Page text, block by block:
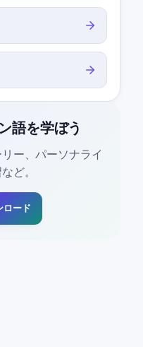
語を学ぼう
ー、パーソナライ
ど。
ロード